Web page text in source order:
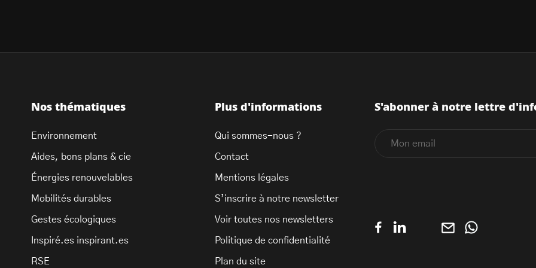
Nos thématiques
Environnement
Aides, bons plans & cie
Énergies renouvelables
Mobilités durables
Gestes écologiques
Inspiré.es inspirant.es
RSE
Plus d'informations
Qui sommes-nous ?
Contact
Mentions légales
S’inscrire à notre newsletter
Voir toutes nos newsletters
Politique de confidentialité
Plan du site
S'abonner à notre lettre